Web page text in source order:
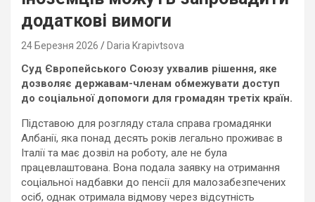
додаткові вимоги
24 Березня 2026 Daria Krapivtsova
Суд Європейського Союзу ухвалив рішення, яке
дозволяє державам-членам обмежувати доступ
до соціальної допомоги для громадян третіх країн.
Підставою для розгляду стала справа громадянки
Албанії, яка понад десять років легально проживає в
Італії та має дозвіл на роботу, але не була
працевлаштована. Вона подала заявку на отримання
соціальної надбавки до пенсії для малозабезпечених
осіб, однак отримала відмову через відсутність